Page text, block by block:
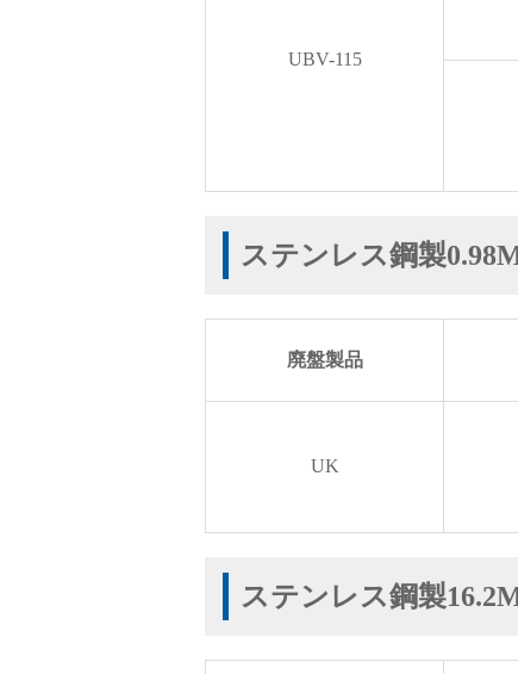
UBV-115
ステンレス鋼製
廃盤製品
UK
ステンレス鋼製